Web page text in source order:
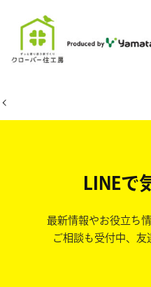
2026
LINEで
最新情報やお役立ち
ご相談も受付中、友